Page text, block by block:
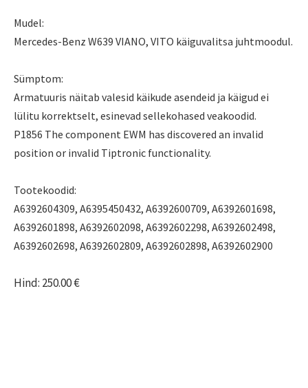
Mudel:
Mercedes-Benz W639 VIANO, VITO käiguvalitsa juhtmoodul.
Sümptom:
Armatuuris näitab valesid käikude asendeid ja käigud ei
lülitu korrektselt, esinevad sellekohased veakoodid.
P1856 The component EWM has discovered an invalid
position or invalid Tiptronic functionality.
Tootekoodid:
A6392604309, A6395450432, A6392600709, A6392601698,
A6392601898, A6392602098, A6392602298, A6392602498,
A6392602698, A6392602809, A6392602898, A6392602900
Hind: 250.00 €